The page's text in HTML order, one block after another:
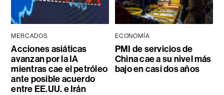
MERCADOS
Acciones asiáticas
avanzan por la IA
mientras cae el petróleo
ante posible acuerdo
entre EE.UU. e Irán
ECONOMÍA
PMI de servicios de
China cae a su nivel más
bajo en casi dos años